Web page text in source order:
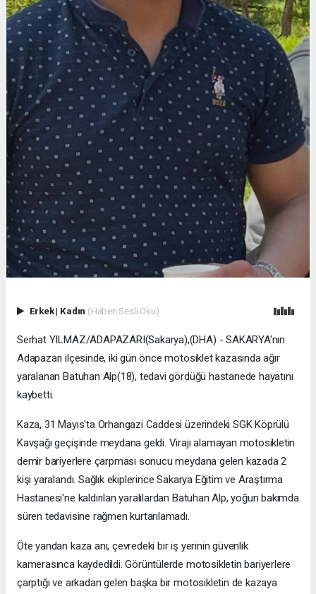
Erkek| Kadın (Haberi Sesli Oku)
Serhat YILMAZ/ADAPAZARI(Sakarya),(DHA) - SAKARYA'nın
Adapazarı ilçesinde, iki gün önce motosiklet kazasında ağır
yaralanan Batuhan Alp(18), tedavi gördüğü hastanede hayatını
kaybetti.
Kaza, 31 Mayıs'ta Orhangazi Caddesi üzerindeki SGK Köprülü
Kavşağı geçişinde meydana geldi. Virajı alamayan motosikletin
demir bariyerlere çarpması sonucu meydana gelen kazada 2
kişi yaralandı. Sağlık ekiplerince Sakarya Eğitim ve Araştırma
Hastanesi'ne kaldırılan yaralılardan Batuhan Alp, yoğun bakımda
süren tedavisine rağmen kurtarılamadı.
Öte yandan kaza anı, çevredeki bir iş yerinin güvenlik
kamerasınca kaydedildi. Görüntülerde motosikletin bariyerlere
çarptığı ve arkadan gelen başka bir motosikletin de kazaya